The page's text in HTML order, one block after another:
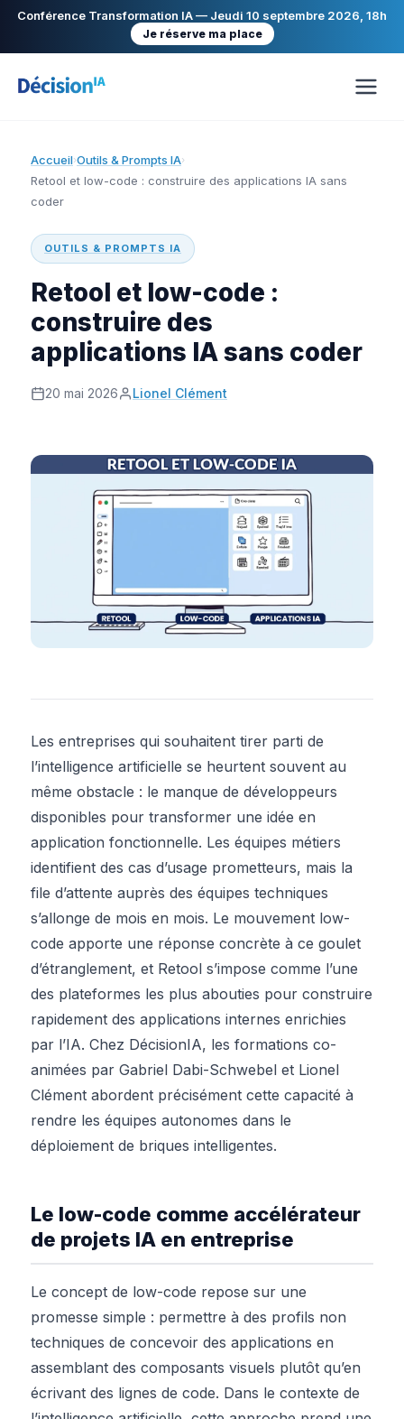
Conférence Transformation IA — Jeudi 10 septembre 2026, 18h
Je réserve ma place
Accueil›Outils & Prompts IA›
Retool et low-code : construire des applications IA sans
coder
OUTILS & PROMPTS IA
Retool et low-code :
construire des
applications IA sans coder
20 mai 2026 Lionel Clément
Les entreprises qui souhaitent tirer parti de
l’intelligence artificielle se heurtent souvent au
même obstacle : le manque de développeurs
disponibles pour transformer une idée en
application fonctionnelle. Les équipes métiers
identifient des cas d’usage prometteurs, mais la
file d’attente auprès des équipes techniques
s’allonge de mois en mois. Le mouvement low-
code apporte une réponse concrète à ce goulet
d’étranglement, et Retool s’impose comme l’une
des plateformes les plus abouties pour construire
rapidement des applications internes enrichies
par l’IA. Chez DécisionIA, les formations co-
animées par Gabriel Dabi-Schwebel et Lionel
Clément abordent précisément cette capacité à
rendre les équipes autonomes dans le
déploiement de briques intelligentes.
Le low-code comme accélérateur
de projets IA en entreprise
Le concept de low-code repose sur une
promesse simple : permettre à des profils non
techniques de concevoir des applications en
assemblant des composants visuels plutôt qu’en
écrivant des lignes de code. Dans le contexte de